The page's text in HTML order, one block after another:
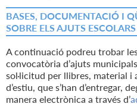
BASES, DOCUMENTACIÓ I
SOBRE ELS AJUTS
A continuació podreu trobar
convocatòria d’ajuts
sol·licitud per llibres, material
d’estiu, que s’han d’entregar,
manera electrònica a través d’